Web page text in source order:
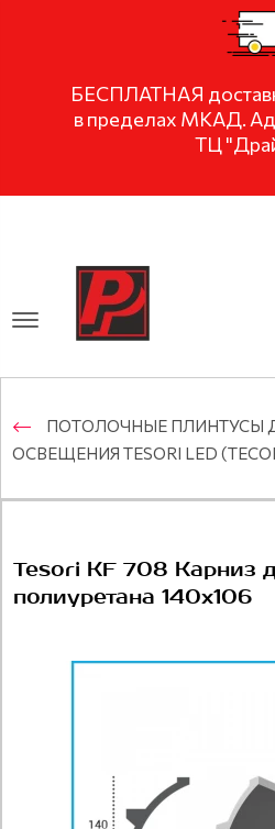
БЕСПЛАТНАЯ
в пределах МКАД.
ТЦ
ПОТОЛОЧНЫЕ ПЛИНТУСЫ
ОСВЕЩЕНИЯ TESORI LED
Tesori KF 708 Карниз
полиуретана 140х106